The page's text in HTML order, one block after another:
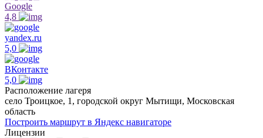
Google
4,8
yandex.ru
5,0
ВКонтакте
5,0
Расположение лагеря
село Троицкое, 1, городской округ Мытищи, Московская
область
Построить маршрут в Яндекс навигаторе
Лицензии